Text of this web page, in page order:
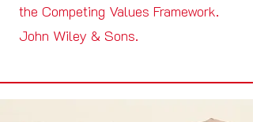
the Competing Values Framework.
John Wiley & Sons.